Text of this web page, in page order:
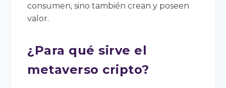
consumen, sino también crean y poseen
valor.
¿Para qué sirve el
metaverso cripto?